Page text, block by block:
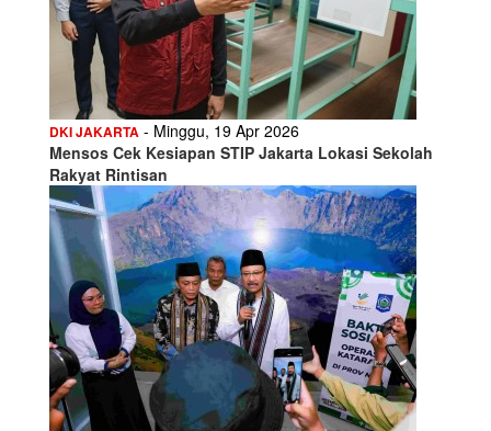
DKI JAKARTA - Minggu, 19 Apr 2026
Mensos Cek Kesiapan STIP Jakarta Lokasi Sekolah
Rakyat Rintisan